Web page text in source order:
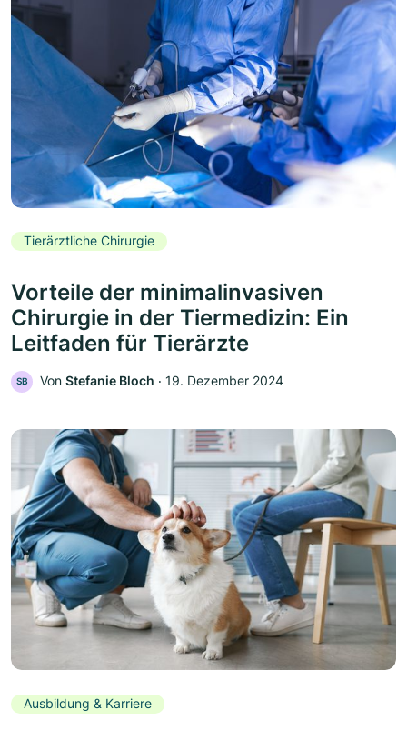
Tierärztliche Chirurgie
Vorteile der minimalinvasiven
Chirurgie in der Tiermedizin: Ein
Leitfaden für Tierärzte
SB Von Stefanie Bloch ‧ 19. Dezember 2024
Ausbildung & Karriere